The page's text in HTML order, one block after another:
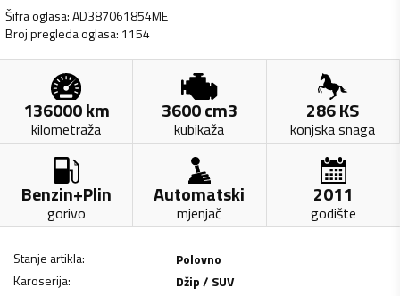
Šifra oglasa:AD387061854ME
Broj pregleda oglasa: 1154
136000km
kilometraža
3600cm3
kubikaža
286KS
konjska snaga
Benzin+Plin
gorivo
Automatski
mjenjač
2011
godište
Stanje artikla:
Polovno
Karoserija:
Džip / SUV